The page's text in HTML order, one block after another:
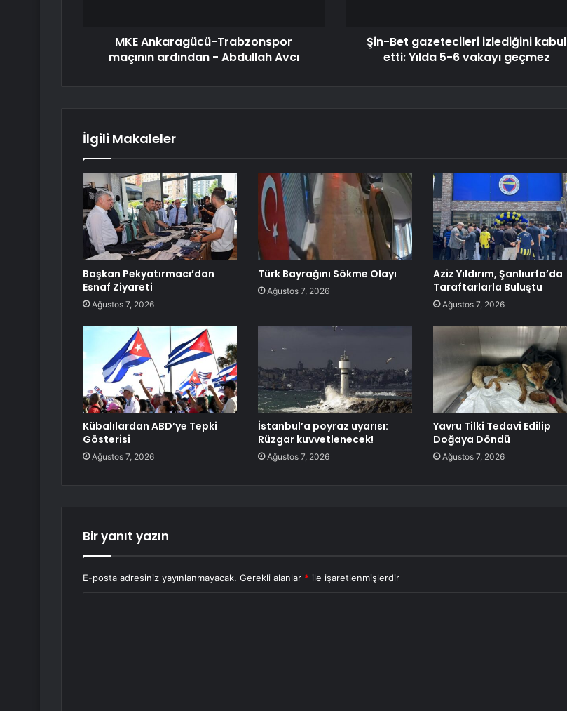
MKE Ankaragücü-Trabzonspor
maçının ardından - Abdullah Avcı
Şin-Bet gazetecileri izlediğini kabul
etti: Yılda 5-6 vakayı geçmez
İlgili Makaleler
Başkan Pekyatırmacı’dan
Esnaf Ziyareti
Ağustos 7, 2026
Türk Bayrağını Sökme Olayı
Ağustos 7, 2026
Aziz Yıldırım, Şanlıurfa’da
Taraftarlarla Buluştu
Ağustos 7, 2026
Kübalılardan ABD’ye Tepki
Gösterisi
Ağustos 7, 2026
İstanbul’a poyraz uyarısı:
Rüzgar kuvvetlenecek!
Ağustos 7, 2026
Yavru Tilki Tedavi Edilip
Doğaya Döndü
Ağustos 7, 2026
Bir yanıt yazın
E-posta adresiniz yayınlanmayacak. Gerekli alanlar * ile işaretlenmişlerdir